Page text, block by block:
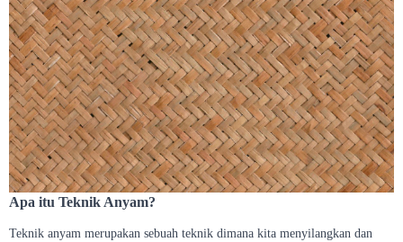
Apa itu Teknik Anyam?
Teknik anyam merupakan sebuah teknik dimana kita menyilangkan dan